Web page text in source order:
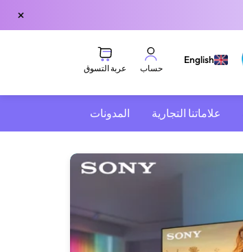
×
English
حساب عربة التسوق
علاماتنا التجارية المدونات